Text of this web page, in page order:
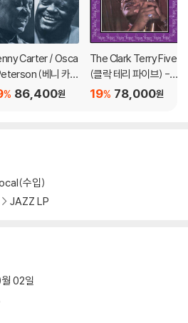
제 색상이 차이가 날 수 있습니다.
공정시 앨범마다 색상 차이가 나는 경우도
다른 색상 염료가 섞여 얼룩과 번짐, 반점
없는 경우 반품/교환이 제한될 수 있습니
모델명을 첨부하여 첨부하여 고객센터에
Carter / Osca
(베니 카터
스카 피터슨) - Be
86,400원
%
The Clark Terry Five
(클락 테리 파이브) -
Memories of Duke
78,000원
19%
수입)
JAZZ LP
02일